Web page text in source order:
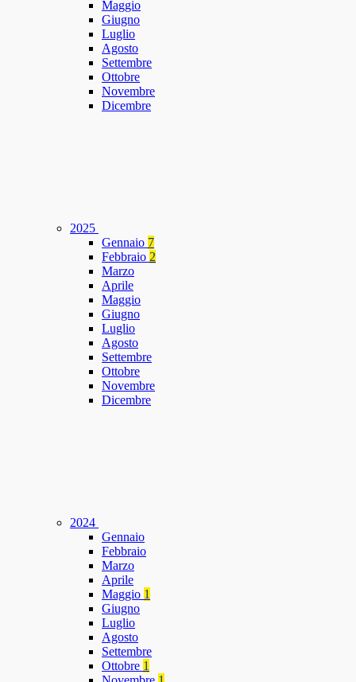
Maggio
Giugno
Luglio
Agosto
Settembre
Ottobre
Novembre
Dicembre
2025
Gennaio 7
Febbraio 2
Marzo
Aprile
Maggio
Giugno
Luglio
Agosto
Settembre
Ottobre
Novembre
Dicembre
2024
Gennaio
Febbraio
Marzo
Aprile
Maggio 1
Giugno
Luglio
Agosto
Settembre
Ottobre 1